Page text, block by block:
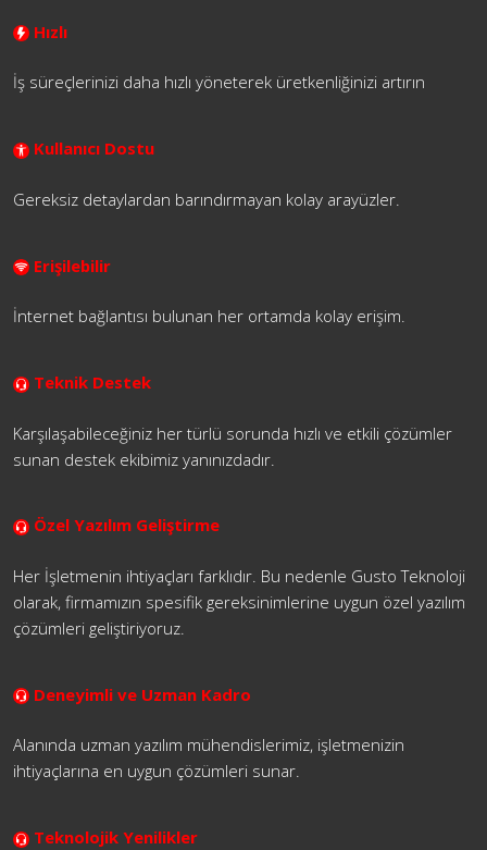
Hızlı
İş süreçlerinizi daha hızlı yöneterek üretkenliğinizi artırın
Kullanıcı Dostu
Gereksiz detaylardan barındırmayan kolay arayüzler.
Erişilebilir
İnternet bağlantısı bulunan her ortamda kolay erişim.
Teknik Destek
Karşılaşabileceğiniz her türlü sorunda hızlı ve etkili çözümler
sunan destek ekibimiz yanınızdadır.
Özel Yazılım Geliştirme
Her İşletmenin ihtiyaçları farklıdır. Bu nedenle Gusto Teknoloji
olarak, firmamızın spesifik gereksinimlerine uygun özel yazılım
çözümleri geliştiriyoruz.
Deneyimli ve Uzman Kadro
Alanında uzman yazılım mühendislerimiz, işletmenizin
ihtiyaçlarına en uygun çözümleri sunar.
Teknolojik Yenilikler